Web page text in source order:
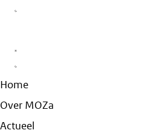
Home
Over MOZa
Actueel